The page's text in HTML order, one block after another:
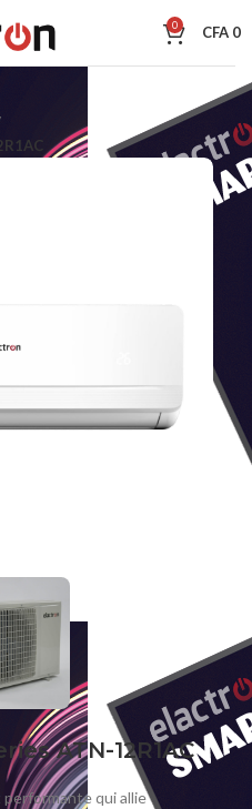
0 CFA 0
ATN-12R1AC
qui allie